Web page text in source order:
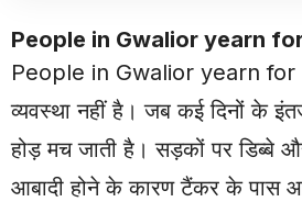
People in Gwalior yearn for
People in Gwalior yearn for
व्यवस्था नहीं है। जब कई दिनों के
होड़ मच जाती है। सड़कों पर डिब्बे
आबादी होने के कारण टैंकर के पास आए